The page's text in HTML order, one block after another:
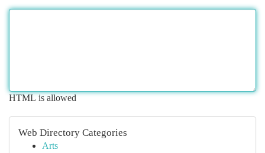
HTML is allowed
Web Directory Categories
Arts